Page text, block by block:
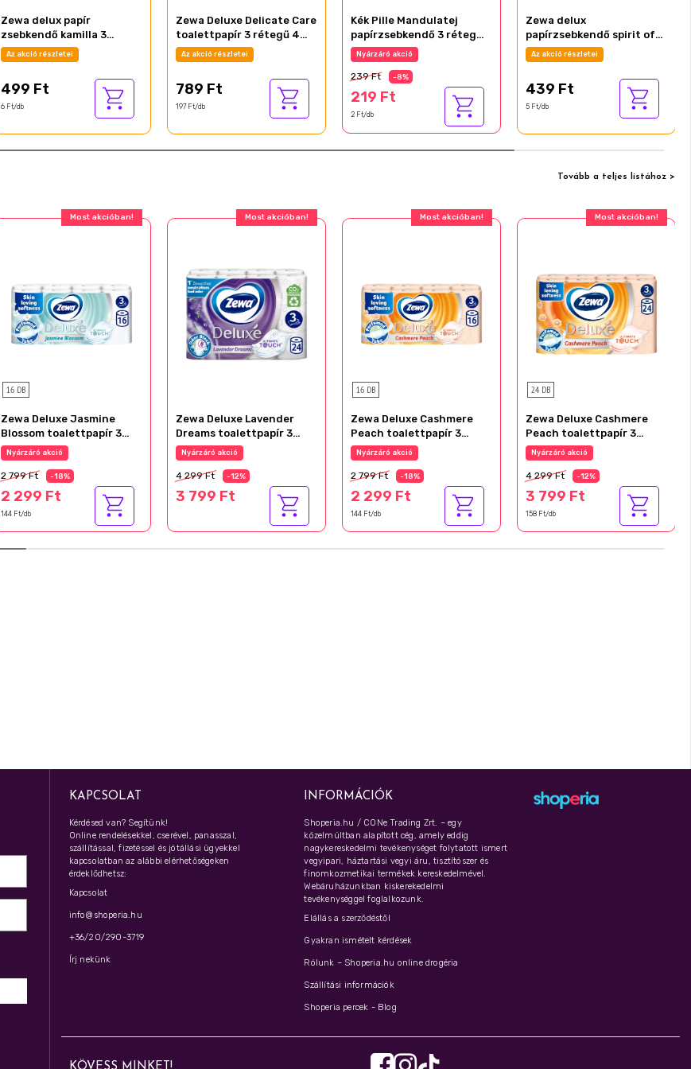
Zewa delux papír
zsebkendő kamilla 3
rétegű 90 db
Az akció részletei
499 Ft
6 Ft/db
Zewa Deluxe Delicate Care
toalettpapír 3 rétegű 4
tekercs
Az akció részletei
789 Ft
197 Ft/db
Kék Pille Mandulatej
papírzsebkendő 3 réteg
100 db
Nyárzáró akció
239 Ft -8%
219 Ft
2 Ft/db
Zewa delux
papírzsebkendő spirit of
tea 3 rétegű 90 db
Az akció részletei
439 Ft
5 Ft/db
Tovább a teljes listához >
Most akcióban!
16 DB
Zewa Deluxe Jasmine
Blossom toalettpapír 3
rétegű 16 tekercs
Nyárzáró akció
2 799 Ft -18%
2 299 Ft
144 Ft/db
Most akcióban!
Zewa Deluxe Lavender
Dreams toalettpapír 3
rétegű 24 tekercs
Nyárzáró akció
4 299 Ft -12%
3 799 Ft
Most akcióban!
16 DB
Zewa Deluxe Cashmere
Peach toalettpapír 3
rétegű 16 tekercs
Nyárzáró akció
2 799 Ft -18%
2 299 Ft
144 Ft/db
Most akcióban!
24 DB
Zewa Deluxe Cashmere
Peach toalettpapír 3
rétegű 24 tekercs
Nyárzáró akció
4 299 Ft -12%
3 799 Ft
158 Ft/db
KAPCSOLAT
Kérdésed van? Segítünk!
Online rendelésekkel, cserével, panasszal,
szállítással, fizetéssel és jótállási ügyekkel
kapcsolatban az alábbi elérhetőségeken
érdeklődhetsz:
Kapcsolat
info@shoperia.hu
+36/20/290-3719
Írj nekünk
INFORMÁCIÓK
Shoperia.hu / CONe Trading Zrt. – egy
közelmúltban alapított cég, amely eddig
nagykereskedelmi tevékenységet folytatott ismert
vegyipari, háztartási vegyi áru, tisztítószer és
finomkozmetikai termékek kereskedelmével.
Webáruházunkban kiskerekedelmi
tevékenységgel foglalkozunk.
Elállás a szerződéstől
Gyakran ismételt kérdések
Rólunk – Shoperia.hu online drogéria
Szállítási információk
Shoperia percek - Blog
KÖVESS MINKET!